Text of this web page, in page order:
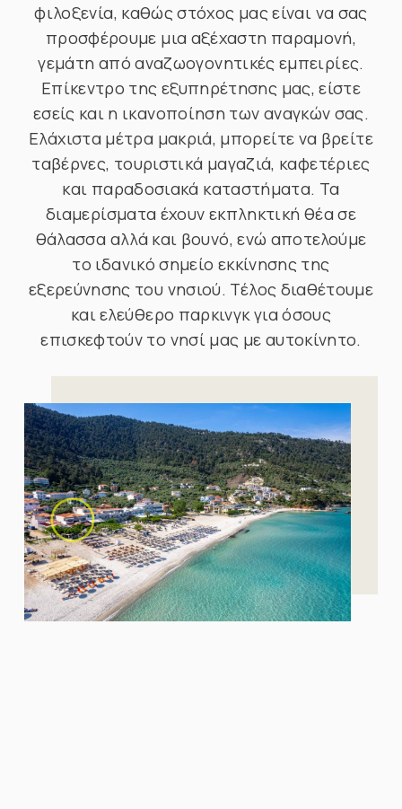
φιλοξενία, καθώς στόχος μας είναι να σας
προσφέρουμε μια αξέχαστη παραμονή,
γεμάτη από αναζωογονητικές εμπειρίες.
Επίκεντρο της εξυπηρέτησης μας, είστε
εσείς και η ικανοποίηση των αναγκών σας.
Ελάχιστα μέτρα μακριά, μπορείτε να βρείτε
ταβέρνες, τουριστικά μαγαζιά, καφετέριες
και παραδοσιακά καταστήματα. Τα
διαμερίσματα έχουν εκπληκτική θέα σε
θάλασσα αλλά και βουνό, ενώ αποτελούμε
το ιδανικό σημείο εκκίνησης της
εξερεύνησης του νησιού. Τέλος διαθέτουμε
και ελεύθερο παρκινγκ για όσους
επισκεφτούν το νησί μας με αυτοκίνητο.